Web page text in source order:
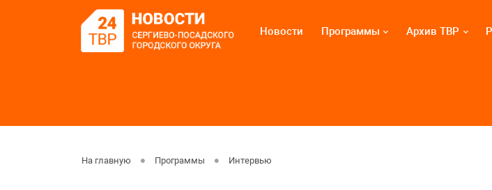
Новости Программы Архив ТВР
На главную Программы Интервью